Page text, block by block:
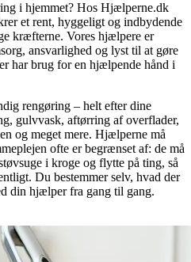
i hjemmet? Hos Hjælperne.dk
et rent, hyggeligt og indbydende
kræfterne. Vores hjælpere er
ansvarlighed og lyst til at gøre
har brug for en hjælpende hånd i
rengøring – helt efter dine
gulvvask, aftørring af overflader,
og meget mere. Hjælperne må
ofte er begrænset af: de må
i kroge og flytte på ting, så
Du bestemmer selv, hvad der
din hjælper fra gang til gang.